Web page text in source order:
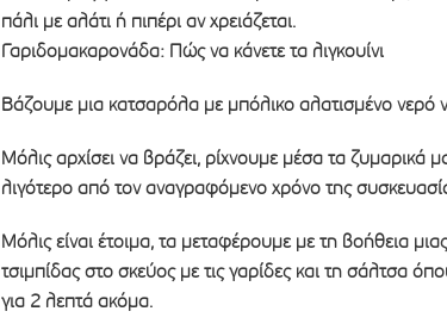
πάλι με αλάτι ή πιπέρι αν χρειάζεται.
Γαριδομακαρονάδα: Πώς να κάνετε τα λιγκουίνι
Βάζουμε μια κατσαρόλα με μπόλικο αλατισμένο νερό
Μόλις αρχίσει να βράζει, ρίχνουμε μέσα τα ζυμαρικά
λιγότερο από τον αναγραφόμενο χρόνο της
Μόλις είναι έτοιμα, τα μεταφέρουμε με τη βοήθεια
τσιμπίδας στο σκεύος με τις γαρίδες και τη σάλτσα
για 2 λεπτά ακόμα.